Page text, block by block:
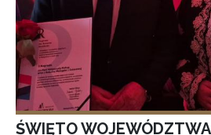
ŚWIĘTO WOJEWÓDZTWA